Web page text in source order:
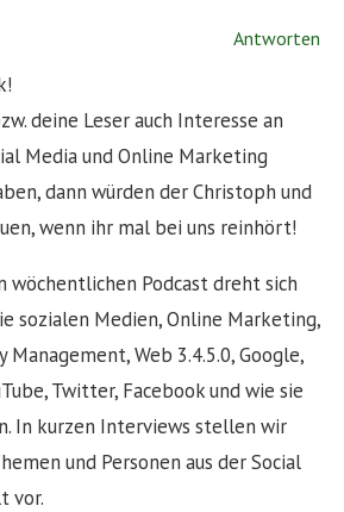
Antworten
deine Leser auch Interesse an
Media und Online Marketing
dann würden der Christoph und
wenn ihr mal bei uns reinhört!
wöchentlichen Podcast dreht sich
sozialen Medien, Online Marketing,
Management, Web 3.4.5.0, Google,
Twitter, Facebook und wie sie
In kurzen Interviews stellen wir
und Personen aus der Social
vor.